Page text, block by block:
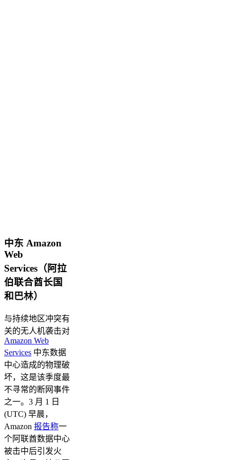
中东 Amazon
Web
Services（阿拉
伯联合酋长国
和巴林）
与持续地区冲突有
关的无人机袭击对
Amazon Web
Services 中东数据
中心造成的物理破
坏，这是该季度最
不寻常的断网事件
之一。3 月 1 日
(UTC) 早晨，
Amazon 报告称一
个阿联酋数据中心
被击中后引发火